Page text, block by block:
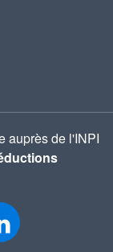
auprès de l'INPI